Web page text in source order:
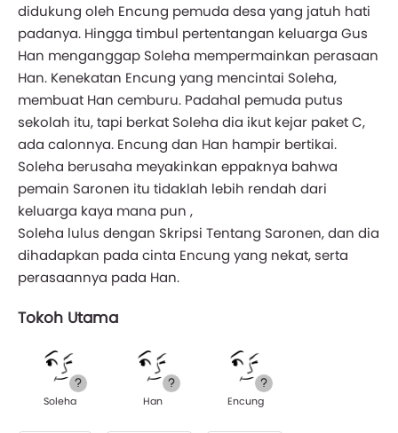
didukung oleh Encung pemuda desa yang jatuh hati
padanya. Hingga timbul pertentangan keluarga Gus
Han menganggap Soleha mempermainkan perasaan
Han. Kenekatan Encung yang mencintai Soleha,
membuat Han cemburu. Padahal pemuda putus
sekolah itu, tapi berkat Soleha dia ikut kejar paket C,
ada calonnya. Encung dan Han hampir bertikai.
Soleha berusaha meyakinkan eppaknya bahwa
pemain Saronen itu tidaklah lebih rendah dari
keluarga kaya mana pun ,
Soleha lulus dengan Skripsi Tentang Saronen, dan dia
dihadapkan pada cinta Encung yang nekat, serta
perasaannya pada Han.
Tokoh Utama
Soleha Han Encung